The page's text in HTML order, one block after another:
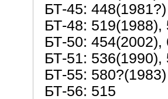
БТ-45: 448(1981?)
БТ-48: 519(1988),
БТ-50: 454(2002),
БТ-51: 536(1990),
БТ-55: 580?(1983)
БТ-56: 515